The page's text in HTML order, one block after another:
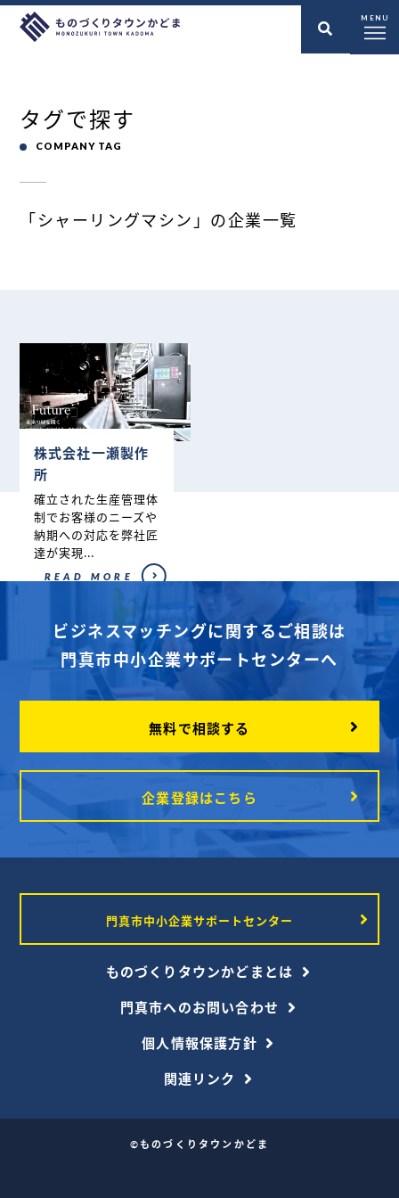
MENU
タグで探す
COMPANY TAG
「シャーリングマシン」の企業一覧
株式会社一瀬製作
所
確立された生産管理体
制でお客様のニーズや
納期への対応を弊社匠
達が実現...
READ MORE
ビジネスマッチングに関するご相談は
門真市中小企業サポートセンターへ
無料で相談する
企業登録はこちら
門真市中小企業サポートセンター
ものづくりタウンかどまとは
門真市へのお問い合わせ
個人情報保護方針
関連リンク
©ものづくりタウンかどま